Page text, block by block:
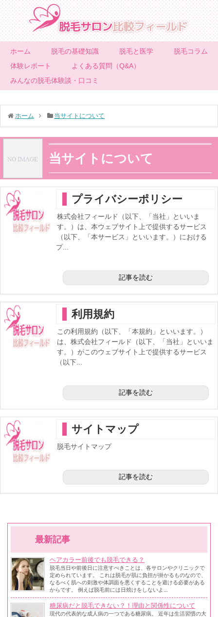
ホーム 脱毛の基礎知識 脱毛と医学
脱毛コラム
体験レポート
よくある質問（Q&A）
みんなの脱毛体験談・口コミ
ホーム 当サイトについて
当サイトについて
プライバシーポリシー
株式会社フィールド（以下、「当社」といいま
す。）は、本ウェブサイト上で提供するサービス
（以下、「本サービス」といいます。）における
プ...
記事を読む
利用規約
この利用規約（以下、「本規約」といいます。）
は、株式会社フィールド（以下、「当社」といいま
す。）がこのウェブサイト上で提供するサービス
（以下...
記事を読む
サイトマップ
脱毛サイトマップ
記事を読む
最新記事
ヘアカラー前後でも脱毛できる？
脱毛当日や前後日に注意すべきことは、各サロンやクリニックで
定められています。 これは脱毛が肌に負担が掛かるものなので、
なるべく肌への刺激や体調面を悪くすることを避ける必要がある
からです。 例えば脱毛前には日焼けをしないよ...
糖尿病だと脱毛できない？！理由と関係性について
現代の代表的な成人病の一つである糖尿病。 近年は生活習慣の大